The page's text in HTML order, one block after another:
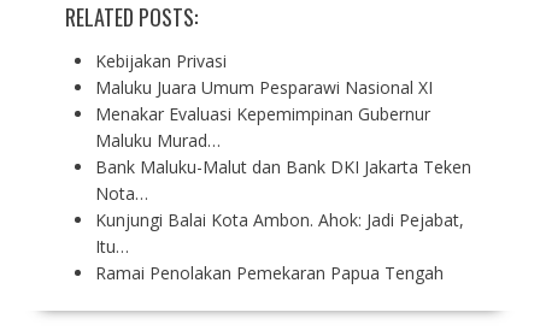
RELATED POSTS:
Kebijakan Privasi
Maluku Juara Umum Pesparawi Nasional XI
Menakar Evaluasi Kepemimpinan Gubernur
Maluku Murad…
Bank Maluku-Malut dan Bank DKI Jakarta Teken
Nota…
Kunjungi Balai Kota Ambon. Ahok: Jadi Pejabat,
Itu…
Ramai Penolakan Pemekaran Papua Tengah